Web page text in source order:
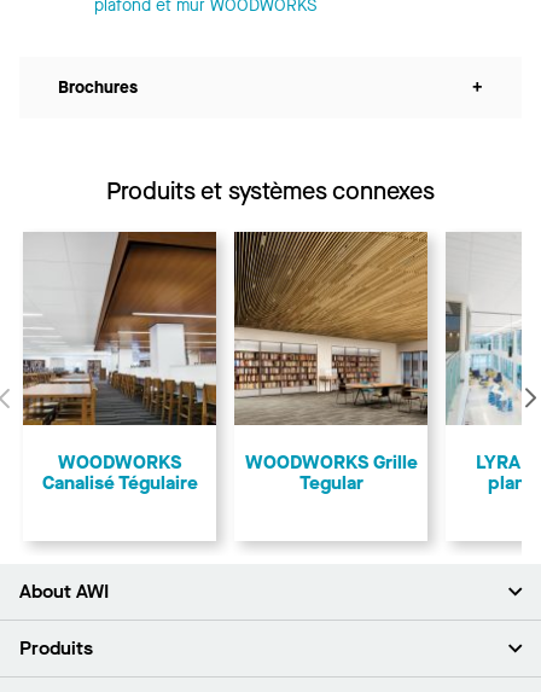
plafond et mur WOODWORKS
Brochures +
Produits et systèmes connexes
Précédent
WOODWORKS
Canalisé Tégulaire
​WOODWORKS Grille
Tegular
LYRA
About AWI
À propos de nous
Produits